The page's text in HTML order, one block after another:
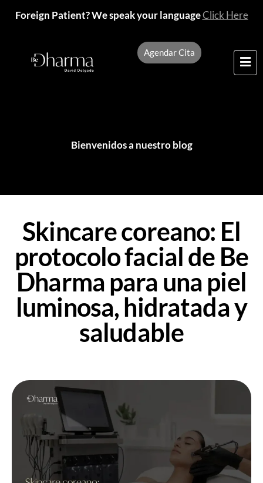
Foreign Patient? We speak your languageClick Here
Agendar Cita
Bienvenidos a nuestro blog
Skincare coreano: El
protocolo facial de Be
Dharma para una piel
luminosa, hidratada y
saludable